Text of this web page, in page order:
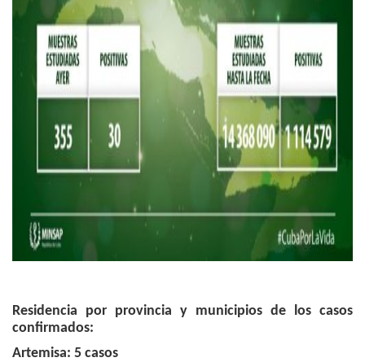
Residencia por provincia y municipios de los casos
confirmados:
Artemisa: 5 casos